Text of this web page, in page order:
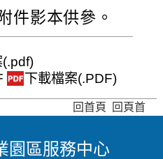
件影本供參。
下載檔案(.PDF)
回首頁 回頁首
園區服務中心